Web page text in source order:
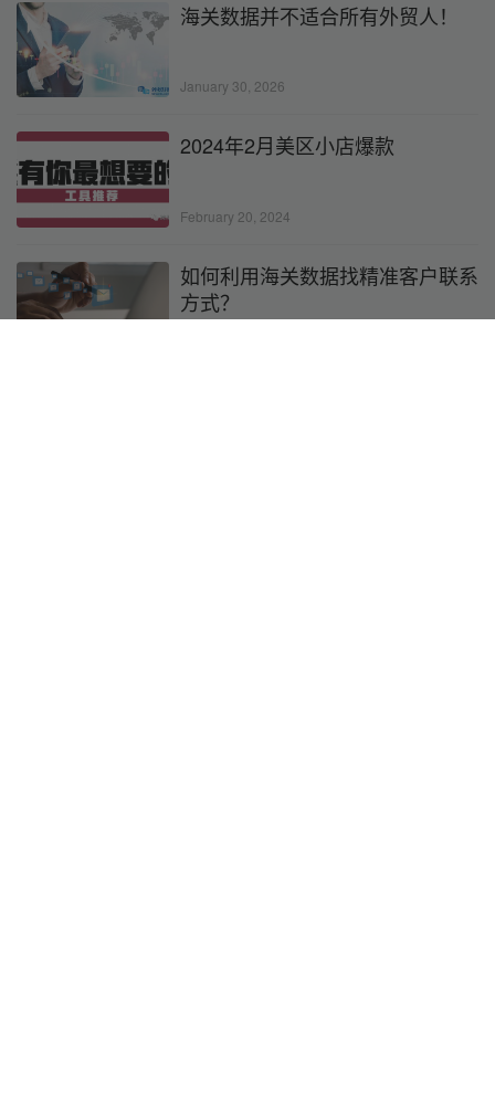
海关数据并不适合所有外贸人！
January 30, 2026
2024年2月美区小店爆款
February 20, 2024
如何利用海关数据找精准客户联系
方式？